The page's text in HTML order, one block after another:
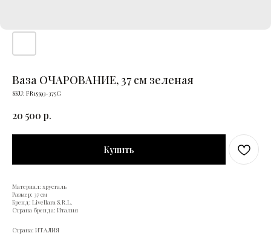
Ваза ОЧАРОВАНИЕ, 37 см зеленая
SKU: FR15593-375G
20 500 р.
Купить
Материал: хрусталь
Размер: 37 см
Бренд: Livellara S.R.L.
Страна бренда: Италия
Страна: ИТАЛИЯ